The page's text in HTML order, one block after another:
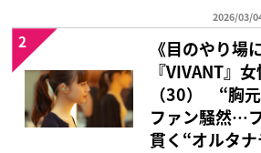
2026/03/
《目のやり場
『VIVANT』
（30） “胸
ファン騒然…
貫く“オルタ
2